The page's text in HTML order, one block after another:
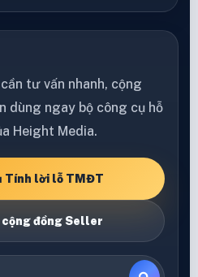
tư vấn nhanh, cộng
dùng ngay bộ công cụ hỗ
Height Media.
Tính lời lỗ TMĐT
cộng đồng Seller